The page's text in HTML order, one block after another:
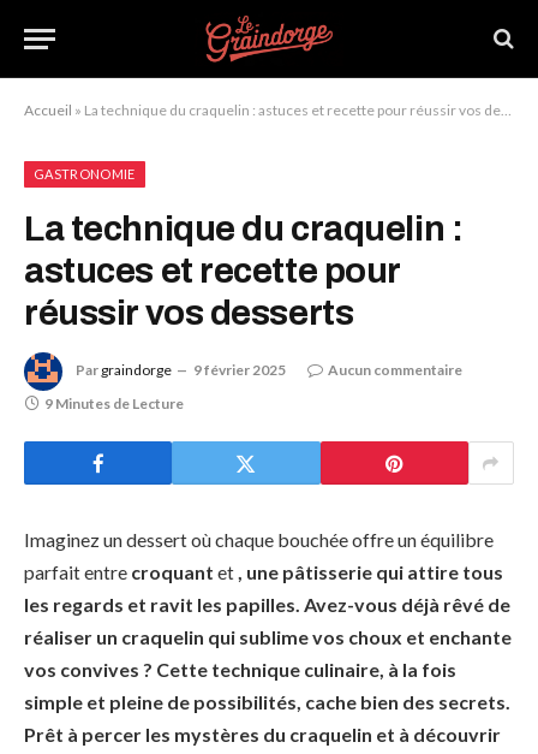
Accueil » La technique du craquelin : astuces et recette pour réussir vos desserts
GASTRONOMIE
La technique du craquelin :
astuces et recette pour
réussir vos desserts
Par graindorge 9 février 2025
Aucun commentaire
9 Minutes de Lecture
Imaginez un dessert où chaque bouchée offre un équilibre
parfait entre croquant et, une pâtisserie qui attire tous
les regards et ravit les papilles. Avez-vous déjà rêvé de
réaliser un craquelin qui sublime vos choux et enchante
vos convives ? Cette technique culinaire, à la fois
simple et pleine de possibilités, cache bien des secrets.
Prêt à percer les mystères du craquelin et à découvrir